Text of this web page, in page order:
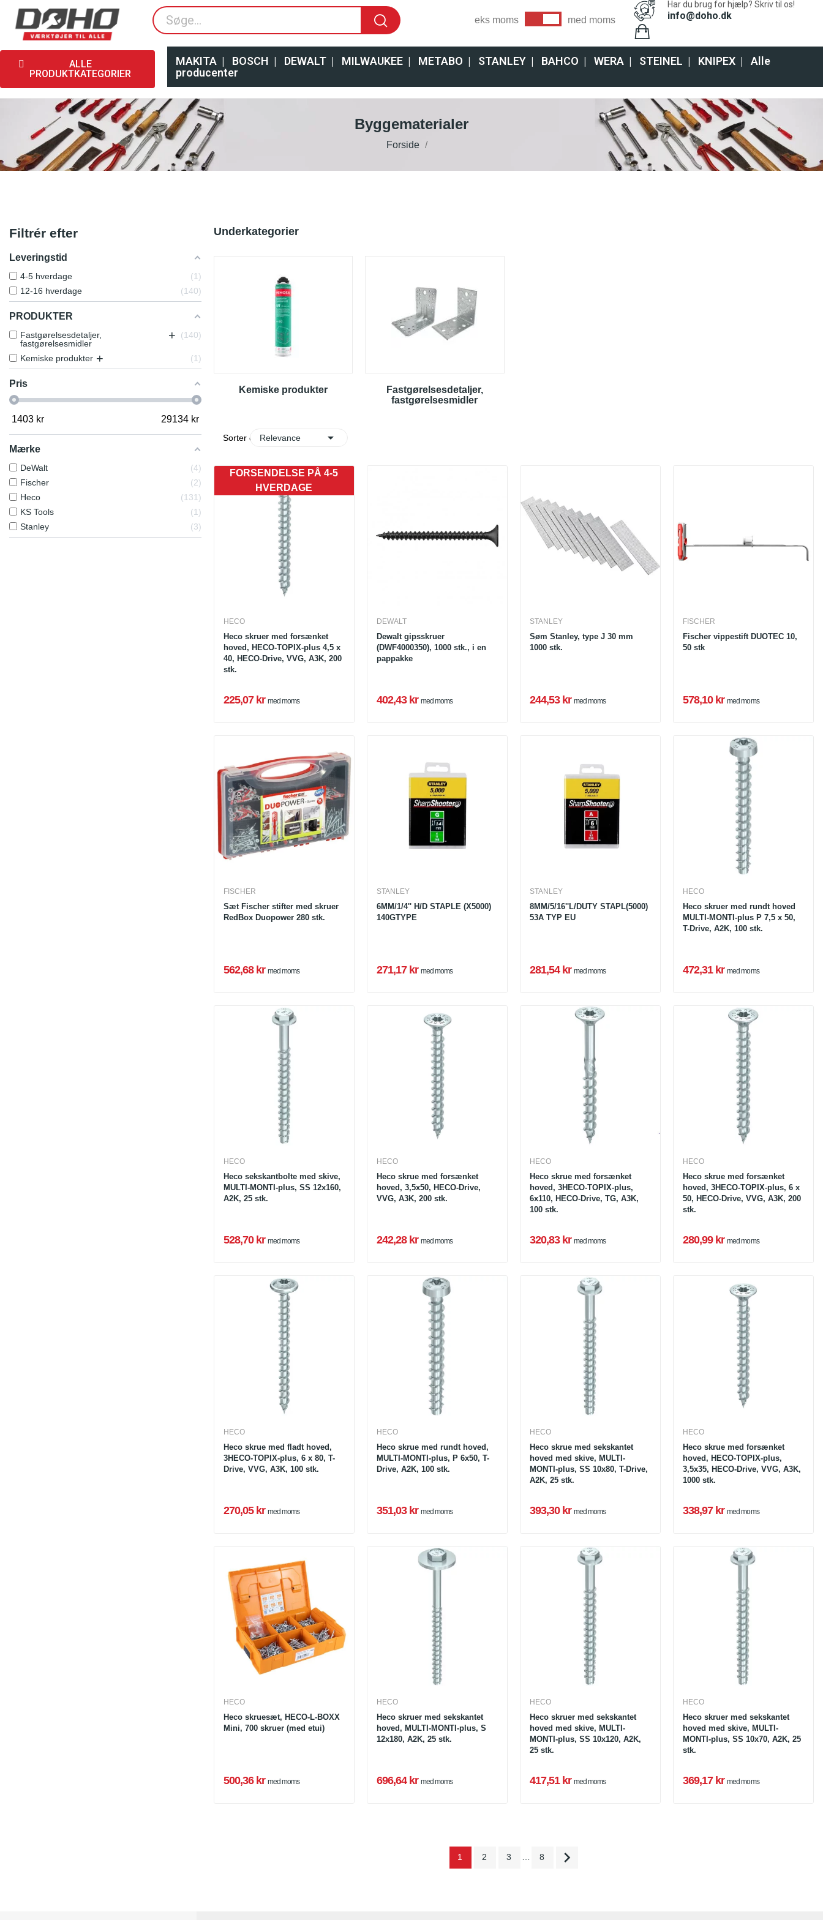
eks moms med moms
Har du brug for hjælp? Skriv til os!
info@doho.dk
ALLE
PRODUKTKATEGORIER
MAKITA| BOSCH | DEWALT| MILWAUKEE| METABO | STANLEY| BAHCO | WERA| STEINEL | KNIPEX| Alle
producenter
Byggematerialer
Forside
Filtrér efter
Leveringstid
4-5 hverdage
1
12-16 hverdage
140
PRODUKTER
Fastgørelsesdetaljer,
fastgørelsesmidler
+ 140
Kemiske produkter + 1
Pris
1403 kr 29134kr
Mærke
DeWalt
4
Fischer
2
Heco
131
KS Tools
1
Stanley
3
Underkategorier
Kemiske produkter
Fastgørelsesdetaljer,
fastgørelsesmidler
Sorter efter:Relevance 
FORSENDELSE PÅ 4-5
HVERDAGE
HECO
Heco skruer med forsænket
hoved, HECO-TOPIX-plus 4,5 x
40, HECO-Drive, VVG, A3K, 200
stk.
225,07 kr med moms
DEWALT
Dewalt gipsskruer
(DWF4000350), 1000 stk., i en
pappakke
402,43 kr med moms
STANLEY
Søm Stanley, type J 30 mm
1000 stk.
244,53 kr med moms
FISCHER
Fischer vippestift DUOTEC 10,
50 stk
578,10 kr med moms
FISCHER
Sæt Fischer stifter med skruer
RedBox Duopower 280 stk.
562,68 kr med moms
STANLEY
6MM/1/4'' H/D STAPLE (X5000)
140GTYPE
271,17 kr med moms
STANLEY
8MM/5/16''L/DUTY STAPL(5000)
53A TYP EU
281,54 kr med moms
HECO
Heco skruer med rundt hoved
MULTI-MONTI-plus P 7,5 x 50,
T-Drive, A2K, 100 stk.
472,31 kr med moms
HECO
Heco sekskantbolte med skive,
MULTI-MONTI-plus, SS 12x160,
A2K, 25 stk.
528,70 kr med moms
HECO
Heco skrue med forsænket
hoved, 3,5x50, HECO-Drive,
VVG, A3K, 200 stk.
242,28 kr med moms
HECO
Heco skrue med forsænket
hoved, 3HECO-TOPIX-plus,
6x110, HECO-Drive, TG, A3K,
100 stk.
320,83 kr med moms
HECO
Heco skrue med forsænket
hoved, 3HECO-TOPIX-plus, 6 x
50, HECO-Drive, VVG, A3K, 200
stk.
280,99 kr med moms
HECO
Heco skrue med fladt hoved,
3HECO-TOPIX-plus, 6 x 80, T-
Drive, VVG, A3K, 100 stk.
270,05 kr med moms
HECO
Heco skrue med rundt hoved,
MULTI-MONTI-plus, P 6x50, T-
Drive, A2K, 100 stk.
351,03 kr med moms
HECO
Heco skrue med sekskantet
hoved med skive, MULTI-
MONTI-plus, SS 10x80, T-Drive,
A2K, 25 stk.
393,30 kr med moms
HECO
Heco skrue med forsænket
hoved, HECO-TOPIX-plus,
3,5x35, HECO-Drive, VVG, A3K,
1000 stk.
338,97 kr med moms
HECO
Heco skruesæt, HECO-L-BOXX
Mini, 700 skruer (med etui)
500,36 kr med moms
HECO
Heco skruer med sekskantet
hoved, MULTI-MONTI-plus, S
12x180, A2K, 25 stk.
696,64 kr med moms
HECO
Heco skruer med sekskantet
hoved med skive, MULTI-
MONTI-plus, SS 10x120, A2K,
25 stk.
417,51 kr med moms
HECO
Heco skruer med sekskantet
hoved med skive, MULTI-
MONTI-plus, SS 10x70, A2K, 25
stk.
369,17 kr med moms
1 2 3 8 